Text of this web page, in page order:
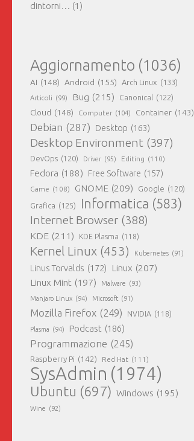
dintorni… (1)
Aggiornamento (1036)
AI (148) Android (155) Arch Linux (133)
Articoli (99) Bug (215) Canonical (122)
Cloud (148) Computer (104) Container (143)
Debian (287) Desktop (163)
Desktop Environment (397)
DevOps (120) Driver (95) Editing (110)
Fedora (188) Free Software (157)
Game (108) GNOME (209) Google (120)
Grafica (125) Informatica (583)
Internet Browser (388)
KDE (211) KDE Plasma (118)
Kernel Linux (453) Kubernetes (91)
Linus Torvalds (172) Linux (207)
Linux Mint (197) Malware (93)
Manjaro Linux (94) Microsoft (91)
Mozilla Firefox (249) NVIDIA (118)
Plasma (94) Podcast (186)
Programmazione (245)
Raspberry Pi (142) Red Hat (111)
SysAdmin (1974)
Ubuntu (697) Windows (195)
Wine (92)